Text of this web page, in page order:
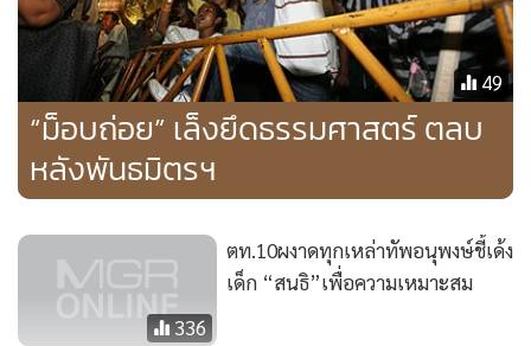
ส่งเอกสารแจ้งว่า มีคนจะปฏิวัติ และจ้องจะล้มรัฐบาลว่า หากเรื่อง
นี้มีมูล อยากจะให้นายกรัฐมนตรีได้ดำเนินการไปตามกฎหมาย
และไม่ควรที่จะแสดงในที่สาธารณะ เพราะจะทำให้เกิดปัญหา
ความไม่มั่นใจของชาวโลก และจะสร้างให้เกิดความขัดแย้ง
ทางการเมือง เนื่องจากจะมีการกล่าวหากันไปมา ดังนั้นในวันนี้
แทนที่รัฐบาลจะยุ่งอยู่กับทุกข์ของตัวเอง ควรที่จะรีบไปดูปัญหา
“อยากให้ท่านนายกรัฐมนตรี พยายามลดการสร้างเงื่อนไขความ
ขัดแย้งทางการเมือง และเร่งแก้ไขปัญหาของประเทศ และ
49
“ม็อบถ่อย” เล็งยึดธรรมศาสตร์ ตลบ
หลังพันธมิตรฯ
336
ตท.10ผงาดทุกเหล่าทัพอนุพงษ์ชี้เด้ง
เด็ก “สนธิ”เพื่อความเหมาะสม